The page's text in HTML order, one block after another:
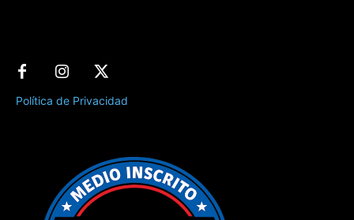
Política de Privacidad